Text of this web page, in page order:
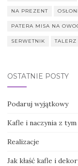
NA PREZENT
PATERA MISA NA
SERWETNIK TALERZ
OSTATNIE POSTY
Podaruj wyjątkowy
Kafle i naczynia z
Realizacje
Jak kłaść kafle i